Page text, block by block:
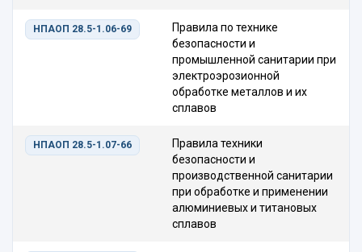
НПАОП 28.5-1.06-69
Правила по технике
безопасности и
промышленной санитарии при
электроэрозионной
обработке металлов и их
сплавов
НПАОП 28.5-1.07-66
Правила техники
безопасности и
производственной санитарии
при обработке и применении
алюминиевых и титановых
сплавов